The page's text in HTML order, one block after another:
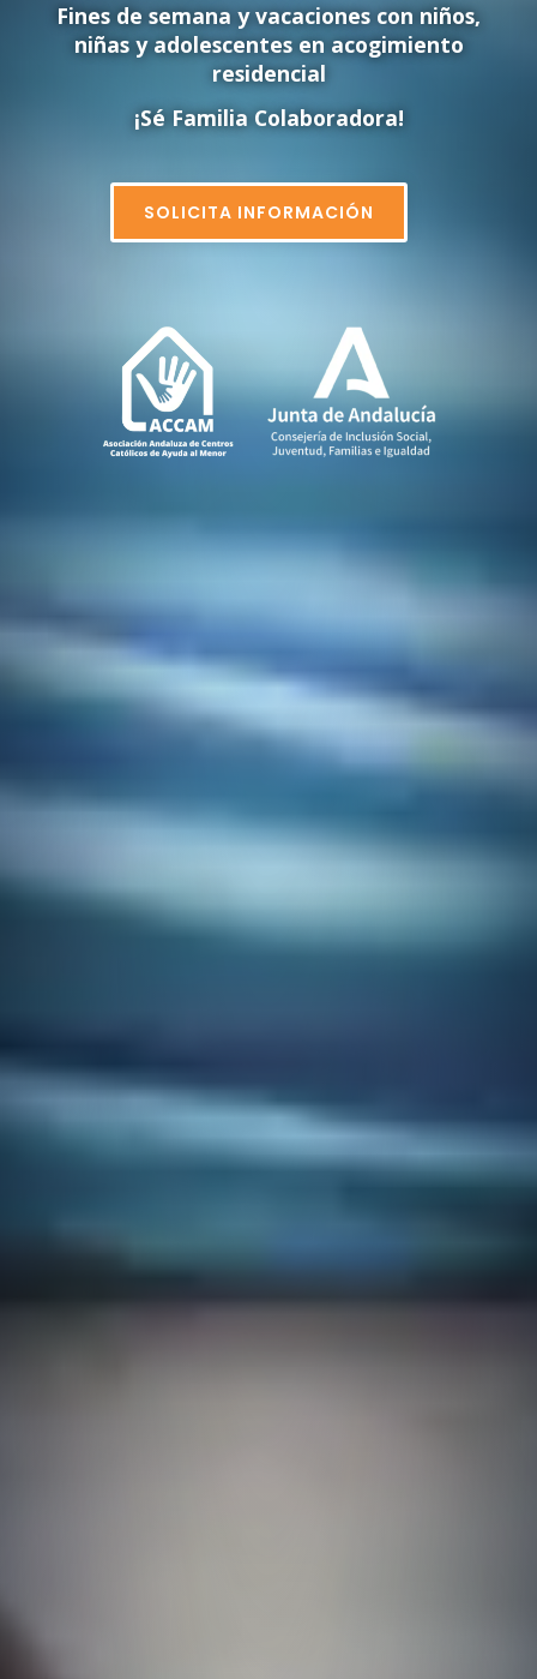
Fines de semana y vacaciones con niños,
niñas y adolescentes en acogimiento
residencial
¡Sé Familia Colaboradora!
SOLICITA INFORMACIÓN